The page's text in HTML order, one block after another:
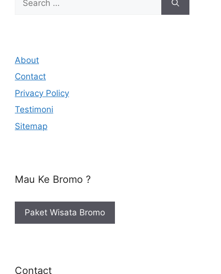
for:
About
Contact
Privacy Policy
Testimoni
Sitemap
Mau Ke Bromo ?
Paket Wisata Bromo
Contact